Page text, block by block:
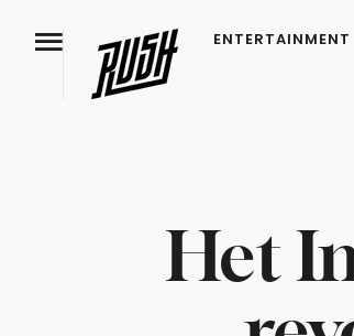
ENTERTAINMENT
Het